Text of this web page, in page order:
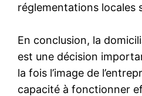
réglementations locales
En conclusion, la
est une décision
la fois l’image de
capacité à fonctionner